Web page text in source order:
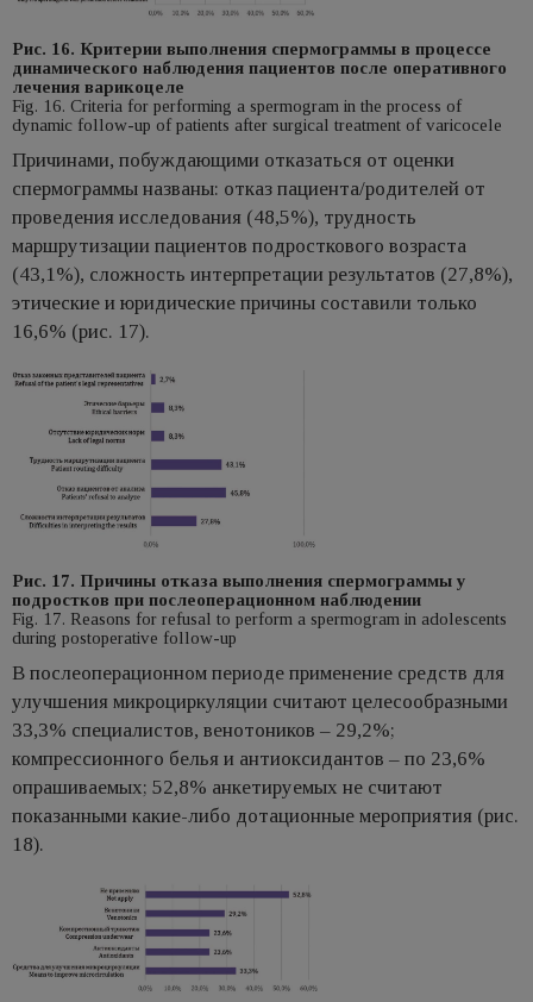
Рис. 16. Критерии выполнения спермограммы в процессе
динамического наблюдения пациентов после оперативного
лечения варикоцеле
Fig. 16. Criteria for performing a spermogram in the process of
dynamic follow-up of patients after surgical treatment of varicocele
Причинами, побуждающими отказаться от оценки
спермограммы названы: отказ пациента/родителей от
проведения исследования (48,5%), трудность
маршрутизации пациентов подросткового возраста
(43,1%), сложность интерпретации результатов (27,8%),
этические и юридические причины составили только
16,6% (рис. 17).
Рис. 17. Причины отказа выполнения спермограммы у
подростков при послеоперационном наблюдении
Fig. 17. Reasons for refusal to perform a spermogram in adolescents
during postoperative follow-up
В послеоперационном периоде применение средств для
улучшения микроциркуляции считают целесообразными
33,3% специалистов, венотоников – 29,2%;
компрессионного белья и антиоксидантов – по 23,6%
опрашиваемых; 52,8% анкетируемых не считают
показанными какие-либо дотационные мероприятия (рис.
18).